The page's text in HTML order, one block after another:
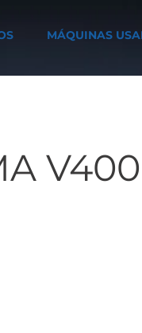
MÁQUINAS
V400